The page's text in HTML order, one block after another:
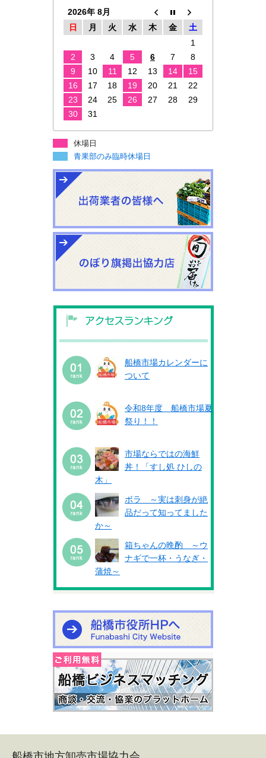
2026年 8月
日
月 火 水 木 金
土
1
2
3 4 5 6 7
8
9
10 11 12 13 14
15
16
17 18 19 20 21
22
23
24 25 26 27 28
29
30
31
休場日
青果部のみ臨時休場日
船橋市場カレンダーに
ついて
令和8年度 船橋市場夏
祭り！！
市場ならではの海鮮
丼！「すし処 ひしの
木」
ボラ ～実は刺身が絶
品だって知ってました
か～
箱ちゃんの晩酌 ～ウ
ナギで一杯・うなぎ・
蒲焼～